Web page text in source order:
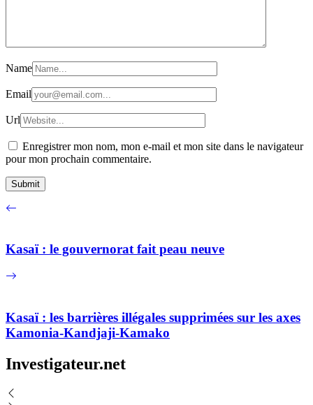
Name
Email
Url
Enregistrer mon nom, mon e-mail et mon site dans le navigateur
pour mon prochain commentaire.
Kasaï : le gouvernorat fait peau neuve
Kasaï : les barrières illégales supprimées sur les axes
Kamonia-Kandjaji-Kamako
Investigateur.net